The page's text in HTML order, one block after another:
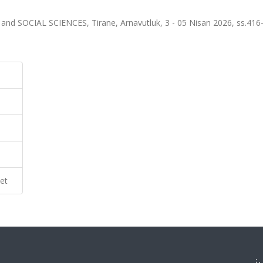
SOCIAL SCIENCES, Tirane, Arnavutluk, 3 - 05 Nisan 2026,